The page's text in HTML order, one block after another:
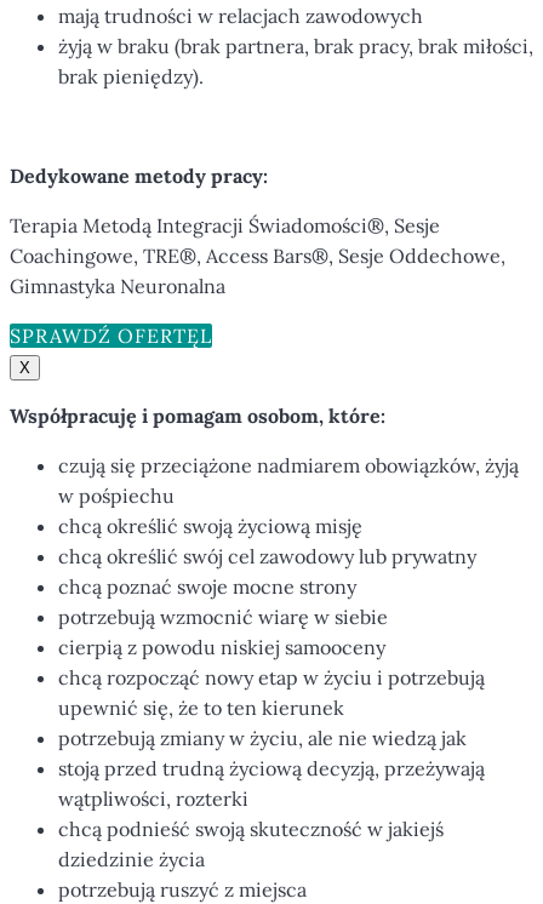
mają trudności w relacjach zawodowych
żyją w braku (brak partnera, brak pracy, brak miłości,
brak pieniędzy).
Dedykowane metody pracy:
Terapia Metodą Integracji Świadomości®, Sesje
Coachingowe, TRE®, Access Bars®, Sesje Oddechowe,
Gimnastyka Neuronalna
SPRAWDŹ OFERTĘ
X
Współpracuję i pomagam osobom, które:
czują się przeciążone nadmiarem obowiązków, żyją
w pośpiechu
chcą określić swoją życiową misję
chcą określić swój cel zawodowy lub prywatny
chcą poznać swoje mocne strony
potrzebują wzmocnić wiarę w siebie
cierpią z powodu niskiej samooceny
chcą rozpocząć nowy etap w życiu i potrzebują
upewnić się, że to ten kierunek
potrzebują zmiany w życiu, ale nie wiedzą jak
stoją przed trudną życiową decyzją, przeżywają
wątpliwości, rozterki
chcą podnieść swoją skuteczność w jakiejś
dziedzinie życia
potrzebują ruszyć z miejsca